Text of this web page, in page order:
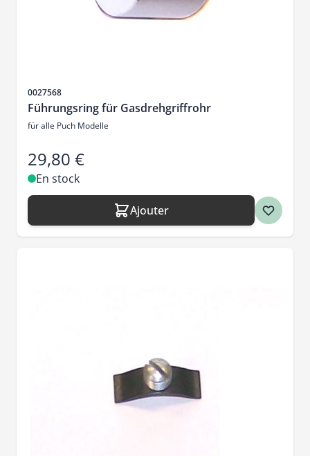
SKU
0027568
Führungsring für Gasdrehgriffrohr
für alle Puch Modelle
29,80 €
En stock
Ajouter